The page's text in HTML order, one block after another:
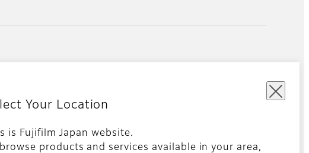
Your Location
is Fujifilm Japan website.
browse products and services available in your area,